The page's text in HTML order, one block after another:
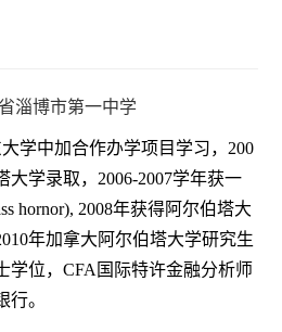
淄博市第一中学
学中加合作办学项目学习，200
大学录取，2006-2007学年获一
hornor), 2008年获得阿尔伯塔大
年加拿大阿尔伯塔大学研究生
学位，CFA国际特许金融分析师
行。